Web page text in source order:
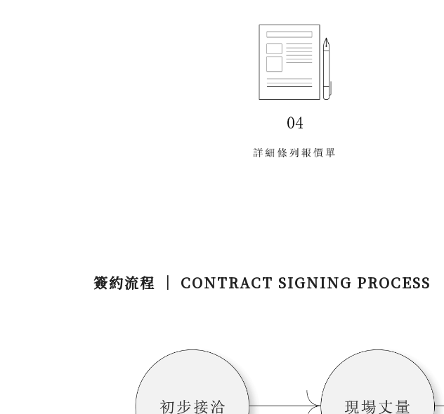
簽約流程 ｜ CONTRACT SIGNING PROCESS